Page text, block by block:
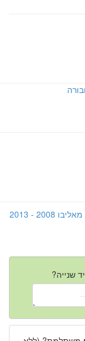
קרא עוד על מערכות הבטיחות השונות של שברולט מאליבו 2008 - 2013